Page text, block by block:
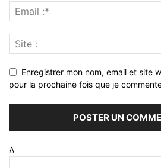
Enregistrer mon nom, email et site
pour la prochaine fois que je
Δ